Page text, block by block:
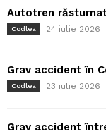
Autotren
Codlea 24 iulie 2026
Grav accident în
Codlea 23 iulie 2026
Grav accident